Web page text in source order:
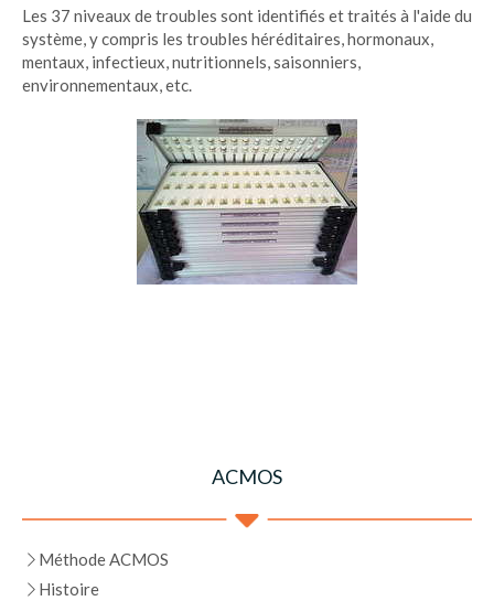
Les 37 niveaux de troubles sont identifiés et traités à l'aide du
système, y compris les troubles héréditaires, hormonaux,
mentaux, infectieux, nutritionnels, saisonniers,
environnementaux, etc.
ACMOS
Méthode ACMOS
Histoire